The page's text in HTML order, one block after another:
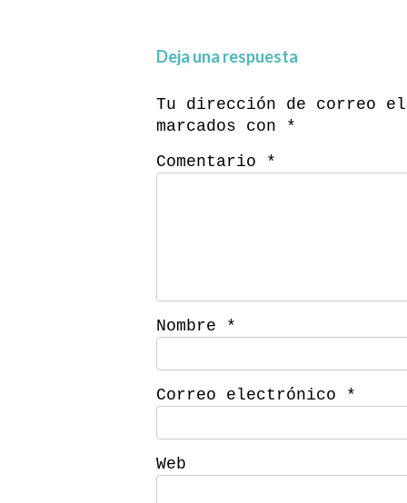
Deja una respuesta
Tu dirección de correo
marcados con *
Comentario *
Nombre *
Correo electrónico *
Web